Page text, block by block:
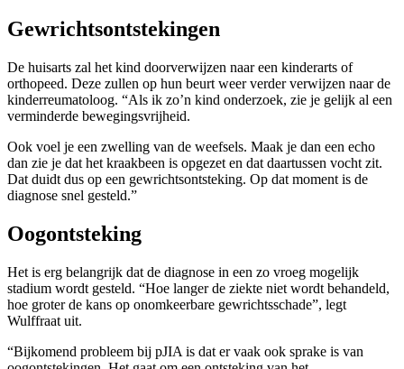
Gewrichtsontstekingen
De huisarts zal het kind doorverwijzen naar een kinderarts of
orthopeed. Deze zullen op hun beurt weer verder verwijzen naar de
kinderreumatoloog. “Als ik zo’n kind onderzoek, zie je gelijk al een
verminderde bewegingsvrijheid.
Ook voel je een zwelling van de weefsels. Maak je dan een echo
dan zie je dat het kraakbeen is opgezet en dat daartussen vocht zit.
Dat duidt dus op een gewrichtsontsteking. Op dat moment is de
diagnose snel gesteld.”
Oogontsteking
Het is erg belangrijk dat de diagnose in een zo vroeg mogelijk
stadium wordt gesteld. “Hoe langer de ziekte niet wordt behandeld,
hoe groter de kans op onomkeerbare gewrichtsschade”, legt
Wulffraat uit.
“Bijkomend probleem bij pJIA is dat er vaak ook sprake is van